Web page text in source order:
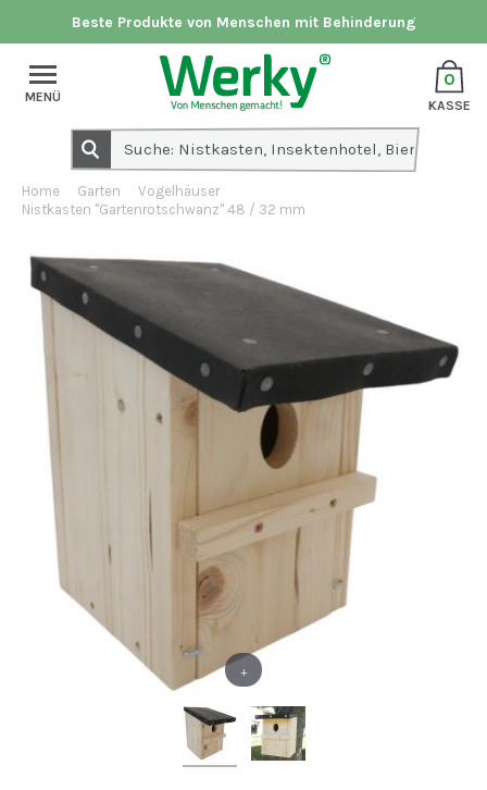
Beste Produkte von Menschen mit Behinderung
0
KASSE
MENÜ
Home Garten
Vogelhäuser
Nistkasten "Gartenrotschwanz" 48 / 32 mm
+